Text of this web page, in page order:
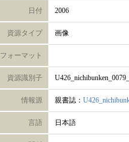
日付 2006
資源タイプ 画像
フォーマット
資源識別子
情報源 親書誌：
言語 日本語